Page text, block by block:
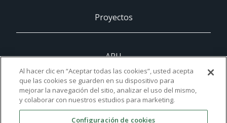
Proyectos
ARU
UCAM
Al hacer clic en “Aceptar todas las cookies”, usted acepta
que las cookies se guarden en su dispositivo para
mejorar la navegación del sitio, analizar el uso del mismo,
y colaborar con nuestros estudios para marketing.
Configuración de cookies